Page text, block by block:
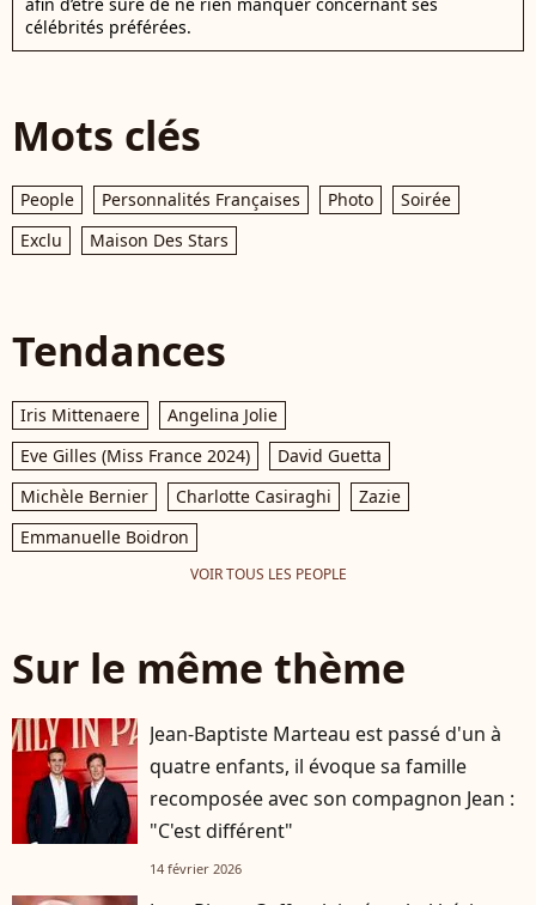
afin d’être sûre de ne rien manquer concernant ses
célébrités préférées.
Mots clés
People Personnalités Françaises Photo
Soirée
Exclu
Maison Des Stars
Tendances
Iris Mittenaere
Angelina Jolie
Eve Gilles (Miss France 2024)
David Guetta
Michèle Bernier
Charlotte Casiraghi
Zazie
Emmanuelle Boidron
VOIR TOUS LES PEOPLE
Sur le même thème
Jean-Baptiste Marteau est passé d'un à
quatre enfants, il évoque sa famille
recomposée avec son compagnon Jean :
"C'est différent"
14 février 2026